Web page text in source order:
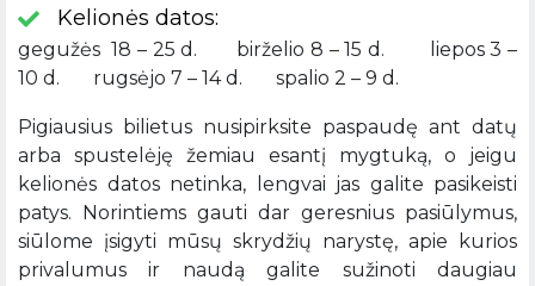
Kelionės datos:
gegužės 18 – 25 d. birželio 8 – 15 d. liepos 3 –
10 d. rugsėjo 7 – 14 d. spalio 2 – 9 d.
Pigiausius bilietus nusipirksite paspaudę ant datų
arba spustelėję žemiau esantį mygtuką, o jeigu
kelionės datos netinka, lengvai jas galite pasikeisti
patys. Norintiems gauti dar geresnius pasiūlymus,
siūlome įsigyti mūsų skrydžių narystę, apie kurios
privalumus ir naudą galite sužinoti daugiau